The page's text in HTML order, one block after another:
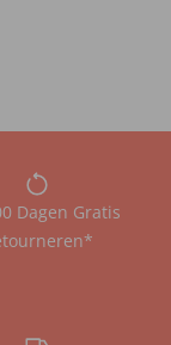
Dagen Gratis